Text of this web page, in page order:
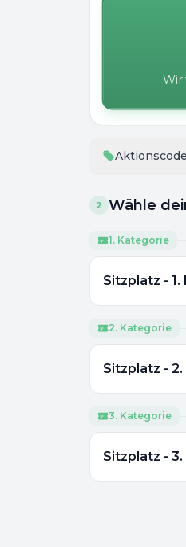
Wir
2 Wähle
1. Kategorie
Sitzplatz -
2. Kategorie
Sitzplatz -
3. Kategorie
Sitzplatz -